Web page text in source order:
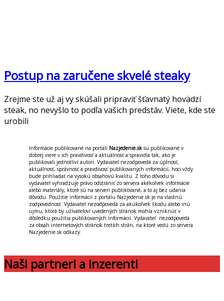
Postup na zaručene skvelé steaky
Zrejme ste už aj vy skúšali pripraviť šťavnatý hovädzí
steak, no nevyšlo to podľa vašich predstáv. Viete, kde ste
urobili
Informácie publikované na portáli Nazjedenie.sk sú publikované v
dobrej viere v ich pravdivosť a aktuálnosť a spravidla tak, ako je
publikovali jednotliví autori. Vydavateľ nezodpovedá za úplnosť,
aktuálnosť, správnosť a pravdivosť publikovaných informácií, hoci vždy
bude prihliadať na vysokú obsahovú kvalitu. Z toho dôvodu si
vydavateľ vyhradzuje právo odstrániť zo servera akékoľvek informácie
alebo materiály, ktoré sú na serveri publikované, a to aj bez udania
dôvodu. Použitie informácií z portálu Nazjedenie.sk je na vlastnú
zodpovednosť. Vydavateľ nezodpovedá za akúkoľvek škodu alebo inú
ujmu, ktorá by užívateľovi uvedených stránok mohla vzniknúť v
dôsledku použitia publikovaných informácií. Vydavateľ nezodpovedá
za obsah internetových stránok tretích strán, na ktoré vedú zo servera
Nazjedenie.sk odkazy.
Naši partneri a inzerenti